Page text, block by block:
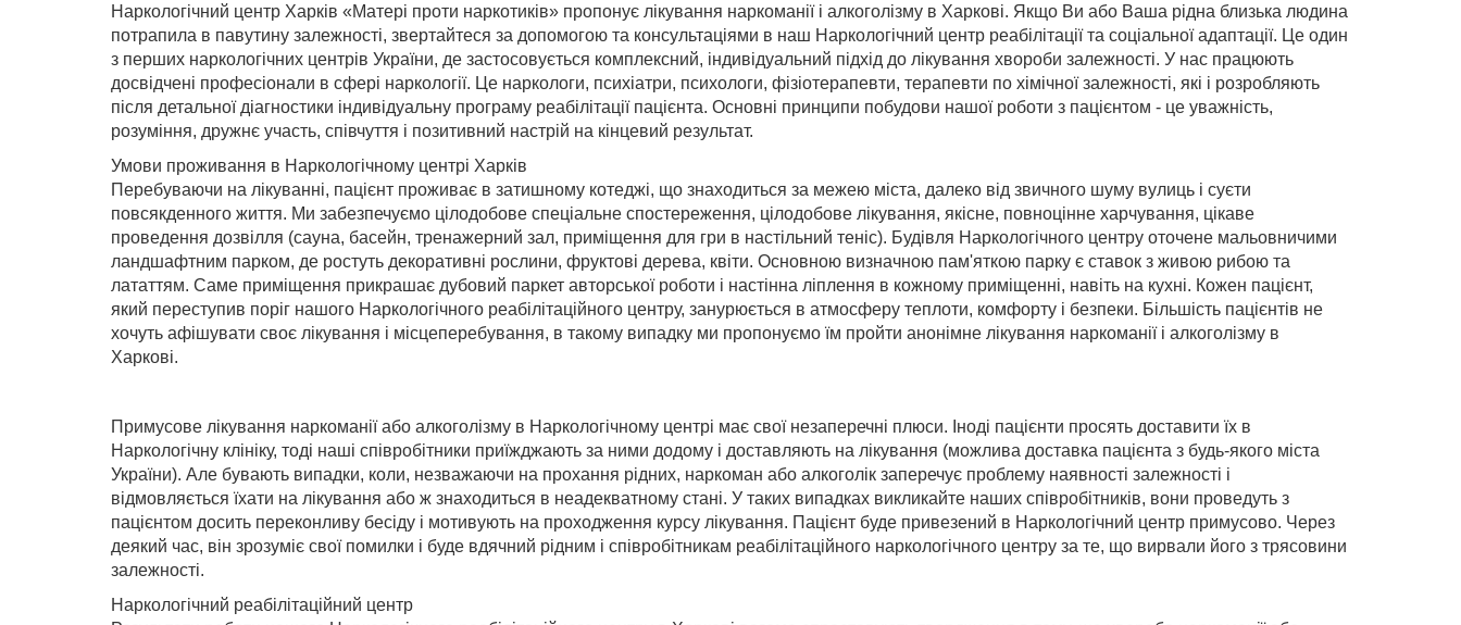
Наркологічний центр Харків «Матері проти наркотиків» пропонує лікування наркоманії і алкоголізму в Харкові. Якщо Ви або Ваша рідна близька людина
потрапила в павутину залежності, звертайтеся за допомогою та консультаціями в наш Наркологічний центр реабілітації та соціальної адаптації. Це один
з перших наркологічних центрів України, де застосовується комплексний, індивідуальний підхід до лікування хвороби залежності. У нас працюють
досвідчені професіонали в сфері наркології. Це наркологи, психіатри, психологи, фізіотерапевти, терапевти по хімічної залежності, які і розробляють
після детальної діагностики індивідуальну програму реабілітації пацієнта. Основні принципи побудови нашої роботи з пацієнтом - це уважність,
розуміння, дружнє участь, співчуття і позитивний настрій на кінцевий результат.
Умови проживання в Наркологічному центрі Харків
Перебуваючи на лікуванні, пацієнт проживає в затишному котеджі, що знаходиться за межею міста, далеко від звичного шуму вулиць і суєти
повсякденного життя. Ми забезпечуємо цілодобове спеціальне спостереження, цілодобове лікування, якісне, повноцінне харчування, цікаве
проведення дозвілля (сауна, басейн, тренажерний зал, приміщення для гри в настільний теніс). Будівля Наркологічного центру оточене мальовничими
ландшафтним парком, де ростуть декоративні рослини, фруктові дерева, квіти. Основною визначною пам'яткою парку є ставок з живою рибою та
лататтям. Саме приміщення прикрашає дубовий паркет авторської роботи і настінна ліплення в кожному приміщенні, навіть на кухні. Кожен пацієнт,
який переступив поріг нашого Наркологічного реабілітаційного центру, занурюється в атмосферу теплоти, комфорту і безпеки. Більшість пацієнтів не
хочуть афішувати своє лікування і місцеперебування, в такому випадку ми пропонуємо їм пройти анонімне лікування наркоманії і алкоголізму в
Харкові.
Примусове лікування наркоманії або алкоголізму в Наркологічному центрі має свої незаперечні плюси. Іноді пацієнти просять доставити їх в
Наркологічну клініку, тоді наші співробітники приїжджають за ними додому і доставляють на лікування (можлива доставка пацієнта з будь-якого міста
України). Але бувають випадки, коли, незважаючи на прохання рідних, наркоман або алкоголік заперечує проблему наявності залежності і
відмовляється їхати на лікування або ж знаходиться в неадекватному стані. У таких випадках викликайте наших співробітників, вони проведуть з
пацієнтом досить переконливу бесіду і мотивують на проходження курсу лікування. Пацієнт буде привезений в Наркологічний центр примусово. Через
деякий час, він зрозуміє свої помилки і буде вдячний рідним і співробітникам реабілітаційного наркологічного центру за те, що вирвали його з трясовини
залежності.
Наркологічний реабілітаційний центр